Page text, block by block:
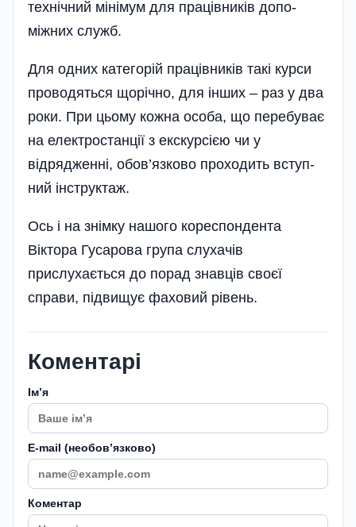
технічний мі­­ні­мум для працівників до­по­
міжних служб.
Для одних категорій працівників такі курси
проводяться щорічно, для інших – раз у два
роки. При цьому кожна особа, що перебуває
на електростанції з екскурсією чи у
відрядженні, обов’язково проходить вступ­­
ний інструктаж.
Ось і на знімку нашого кореспондента
Віктора Гусарова група слухачів
прислухається до порад знавців своєї
справи, підвищує фаховий рівень.
Коментарі
Імʼя
E-mail (необовʼязково)
Коментар